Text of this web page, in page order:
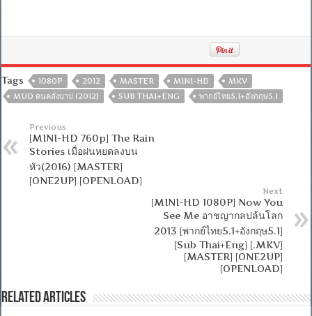
Tags 1080P 2012 MASTER MINI-HD
MKV
MUD คนคลั่งบาป (2012)
SUB THAI+ENG พากย์ไทย5.1+อังกฤษ5.1
Previous
[MINI-HD 760p] The Rain
Stories เมื่อฝนหยดลงบน
หัว(2016) [MASTER]
[ONE2UP] [OPENLOAD]
Next
[MINI-HD 1080P] Now You
See Me อาชญากลปล้นโลก
2013 [พากย์ไทย5.1+อังกฤษ5.1]
[Sub Thai+Eng] [.MKV]
[MASTER] [ONE2UP]
[OPENLOAD]
Related Articles